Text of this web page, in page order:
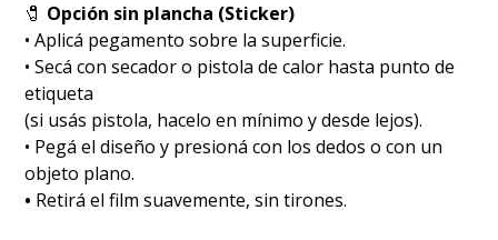
🧷 Opción sin plancha (Sticker)
• Aplicá pegamento sobre la superficie.
• Secá con secador o pistola de calor hasta punto de
etiqueta
(si usás pistola, hacelo en mínimo y desde lejos).
• Pegá el diseño y presioná con los dedos o con un
objeto plano.
• Retirá el film suavemente, sin tirones.